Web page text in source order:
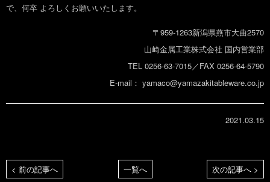
で、何卒 よろしくお願いいたします。
〒959-1263新潟県燕市大曲2570
山崎金属工業株式会社 国内営業部
TEL 0256-63-7015／FAX 0256-64-5790
E-mail： yamaco@yamazakitableware.co.jp
2021.03.15
一覧へ
< 前の記事へ 次の記事へ >